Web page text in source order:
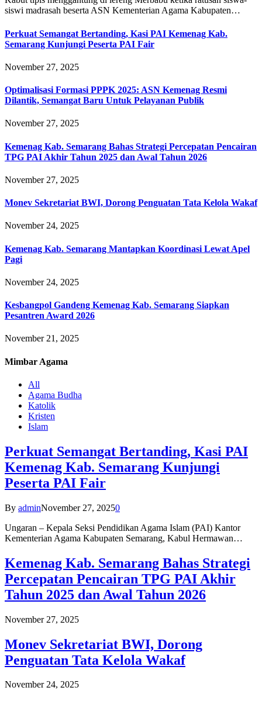
siswi madrasah beserta ASN Kementerian Agama Kabupaten…
Perkuat Semangat Bertanding, Kasi PAI Kemenag Kab.
Semarang Kunjungi Peserta PAI Fair
November 27, 2025
Optimalisasi Formasi PPPK 2025: ASN Kemenag Resmi
Dilantik, Semangat Baru Untuk Pelayanan Publik
November 27, 2025
Kemenag Kab. Semarang Bahas Strategi Percepatan Pencairan
TPG PAI Akhir Tahun 2025 dan Awal Tahun 2026
November 27, 2025
Monev Sekretariat BWI, Dorong Penguatan Tata Kelola Wakaf
November 24, 2025
Kemenag Kab. Semarang Mantapkan Koordinasi Lewat Apel
Pagi
November 24, 2025
Kesbangpol Gandeng Kemenag Kab. Semarang Siapkan
Pesantren Award 2026
November 21, 2025
Mimbar Agama
All
Agama Budha
Katolik
Kristen
Islam
Perkuat Semangat Bertanding, Kasi PAI
Kemenag Kab. Semarang Kunjungi
Peserta PAI Fair
By adminNovember 27, 20250
Ungaran – Kepala Seksi Pendidikan Agama Islam (PAI) Kantor
Kementerian Agama Kabupaten Semarang, Kabul Hermawan…
Kemenag Kab. Semarang Bahas Strategi
Percepatan Pencairan TPG PAI Akhir
Tahun 2025 dan Awal Tahun 2026
November 27, 2025
Monev Sekretariat BWI, Dorong
Penguatan Tata Kelola Wakaf
November 24, 2025